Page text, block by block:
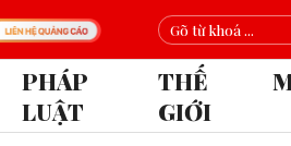
PHÁP
LUẬT
THẾ
GIỚI